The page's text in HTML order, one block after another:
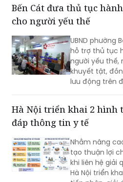
Bến Cát đưa thủ tục
cho người yếu thế
UBND phường
hỗ trợ thủ tục
người yếu thế,
khuyết tật,
lưu động trên
Hà Nội triển khai 2 hình
đáp thông tin y tế
Nhằm nâng
tạo thuận lợi
khi liên hệ giải
Hà Nội triển